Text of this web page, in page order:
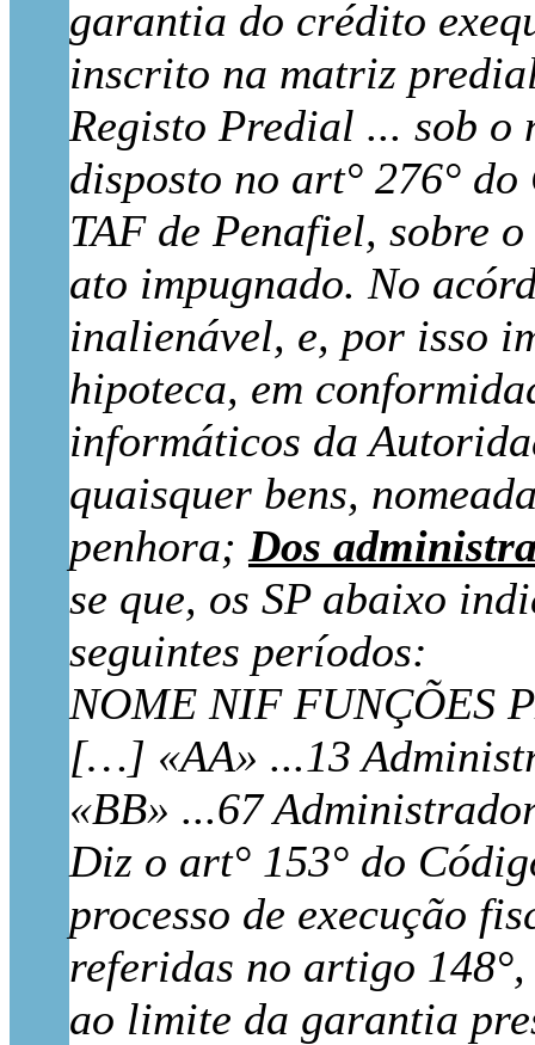
garantia do crédito
inscrito na matriz
Registo Predial ... sob o
disposto no art° 276°
TAF de Penafiel, sobre
ato impugnado. No
inalienável, e, por isso
hipoteca, em
informáticos da
quaisquer bens,
penhora; Dos
se que, os SP abaixo
seguintes períodos:
NOME NIF FUNÇÕES
[…] «AA» ...13
«BB» ...67
Diz o art° 153° do
processo de execução
referidas no artigo
ao limite da garantia